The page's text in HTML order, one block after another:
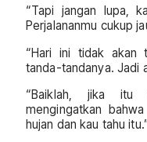
“Tapi jangan lupa,
Perjalananmu cukup
“Hari ini tidak akan
tanda-tandanya. Jadi
“Baiklah, jika itu
mengingatkan
hujan dan kau tahu